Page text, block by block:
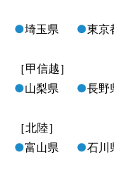
●埼玉県 ●東京
［甲信越］
●山梨県 ●長野
［北陸］
●富山県 ●石川